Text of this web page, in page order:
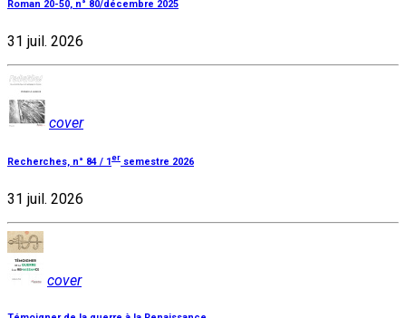
Roman 20-50, n° 80/décembre 2025
31 juil. 2026
cover
Recherches, n° 84 / 1 er semestre 2026
31 juil. 2026
cover